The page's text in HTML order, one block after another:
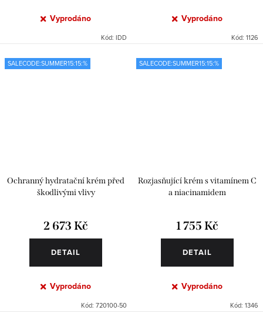
Vyprodáno
Kód: IDD
Vyprodáno
Kód: 1126
SALECODE:SUMMER15:15:%
Ochranný hydratační krém před
škodlivými vlivy
2 673 Kč
DETAIL
Vyprodáno
Kód: 720100-50
SALECODE:SUMMER15:15:%
Rozjasňující krém s vitamínem C
a niacinamidem
1 755 Kč
DETAIL
Vyprodáno
Kód: 1346